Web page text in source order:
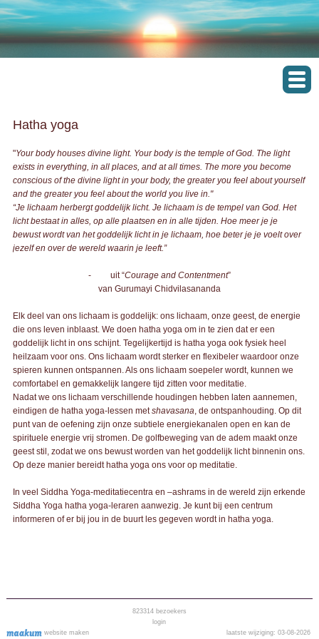
Hatha yoga
"Your body houses divine light. Your body is the temple of God. The light
exists in everything, in all places, and at all times. The more you become
conscious of the divine light in your body, the greater you feel about yourself
and the greater you feel about the world you live in."
“Je lichaam herbergt goddelijk licht. Je lichaam is de tempel van God. Het
licht bestaat in alles, op alle plaatsen en in alle tijden. Hoe meer je je
bewust wordt van het goddelijk licht in je lichaam, hoe beter je je voelt over
jezelf en over de wereld waarin je leeft.”
- uit “Courage and Contentment”
van Gurumayi Chidvilasananda
Elk deel van ons lichaam is goddelijk: ons lichaam, onze geest, de energie
die ons leven inblaast. We doen hatha yoga om in te zien dat er een
goddelijk licht in ons schijnt. Tegelijkertijd is hatha yoga ook fysiek heel
heilzaam voor ons. Ons lichaam wordt sterker en flexibeler waardoor onze
spieren kunnen ontspannen. Als ons lichaam soepeler wordt, kunnen we
comfortabel en gemakkelijk langere tijd zitten voor meditatie.
Nadat we ons lichaam verschillende houdingen hebben laten aannemen,
eindigen de hatha yoga-lessen metshavasana, de ontspanhouding. Op dit
punt van de oefening zijn onze subtiele energiekanalen open en kan de
spirituele energie vrij stromen. De golfbeweging van de adem maakt onze
geest stil, zodat we ons bewust worden van het goddelijk licht binnenin ons.
Op deze manier bereidt hatha yoga ons voor op meditatie.
In veel Siddha Yoga-meditatiecentra en –ashrams in de wereld zijn erkende
Siddha Yoga hatha yoga-leraren aanwezig. Je kunt bij een centrum
informeren of er bij jou in de buurt les gegeven wordt in hatha yoga.
website maken
823314bezoekers
login
laatste wijziging: 03-08-2026